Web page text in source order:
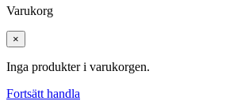
Varukorg
×
Inga produkter i varukorgen.
Fortsätt handla